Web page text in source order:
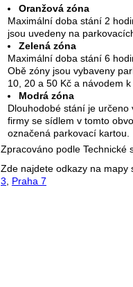
Oranžová zóna
Maximální doba stání 2
jsou uvedeny na
Zelená zóna
Maximální doba stání 6
Obě zóny jsou vybaveny
10, 20 a 50 Kč a návodem
Modrá zóna
Dlouhodobé stání je
firmy se sídlem v tomto
označená parkovací kartou.
Zpracováno podle
Zde najdete odkazy na
3
Praha 7